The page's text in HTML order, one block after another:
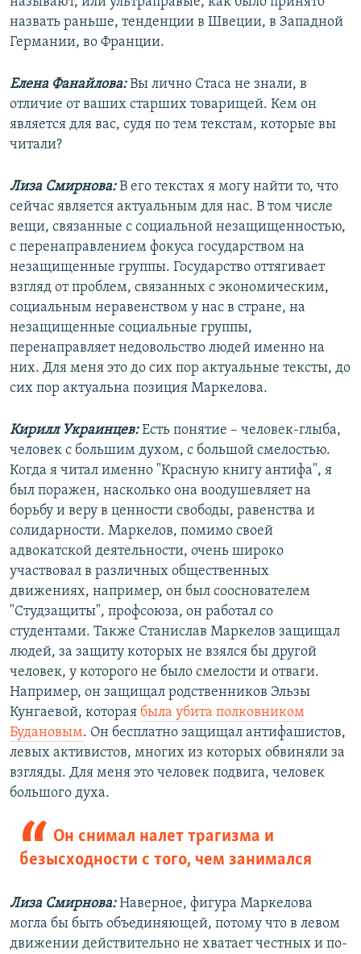
назвать раньше, тенденции в Швеции, в Западной
Германии, во Франции.
Елена Фанайлова:Вы лично Стаса не знали, в
отличие от ваших старших товарищей. Кем он
является для вас, судя по тем текстам, которые вы
читали?
Лиза Смирнова:В его текстах я могу найти то, что
сейчас является актуальным для нас. В том числе
вещи, связанные с социальной незащищенностью,
с перенаправлением фокуса государством на
незащищенные группы. Государство оттягивает
взгляд от проблем, связанных с экономическим,
социальным неравенством у нас в стране, на
незащищенные социальные группы,
перенаправляет недовольство людей именно на
них. Для меня это до сих пор актуальные тексты, до
сих пор актуальна позиция Маркелова.
Кирилл Украинцев:Есть понятие – человек-глыба,
человек с большим духом, с большой смелостью.
Когда я читал именно "Красную книгу антифа", я
был поражен, насколько она воодушевляет на
борьбу и веру в ценности свободы, равенства и
солидарности. Маркелов, помимо своей
адвокатской деятельности, очень широко
участвовал в различных общественных
движениях, например, он был сооснователем
"Студзащиты", профсоюза, он работал со
студентами. Также Станислав Маркелов защищал
людей, за защиту которых не взялся бы другой
человек, у которого не было смелости и отваги.
Например, он защищал родственников Эльзы
Кунгаевой, которая была убита полковником
Будановым. Он бесплатно защищал антифашистов,
левых активистов, многих из которых обвиняли за
взгляды. Для меня это человек подвига, человек
большого духа.
Он снимал налет трагизма и
безысходности с того, чем занимался
Лиза Смирнова:Наверное, фигура Маркелова
могла бы быть объединяющей, потому что в левом
движении действительно не хватает честных и по-